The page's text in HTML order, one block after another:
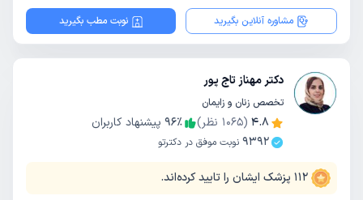
مشاوره آنلاین بگیرید نوبت مطب بگیرید
دکتر مهناز تاج پور
تخصص زنان و زایمان
4.8
(
1065 نظر) 96٪
پیشنهاد کاربران
9392 نوبت موفق در دکترتو
112 پزشک ایشان را تایید کرده‌اند.